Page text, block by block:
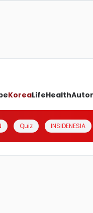
KoreaLifeHealth
Quiz INSIDENESIA